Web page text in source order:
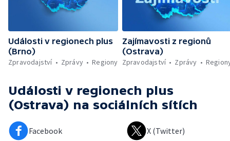
Události v regionech plus
(Brno)
Zpravodajství
Zprávy Regiony
Zajímavosti z regionů
(Ostrava)
Zpravodajství
Zprávy
Události v regionech plus
(Ostrava) na sociálních sítích
Facebook X (Twitter)